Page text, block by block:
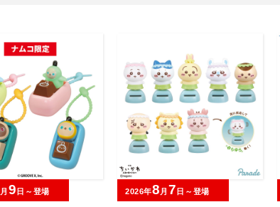
月 9 日～登場 2026年8 月 7 日～登場